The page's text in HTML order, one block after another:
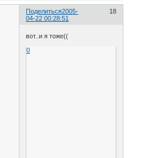
Поделиться 18
2005-
04-22 00:28:51
вот..и я тоже((
0